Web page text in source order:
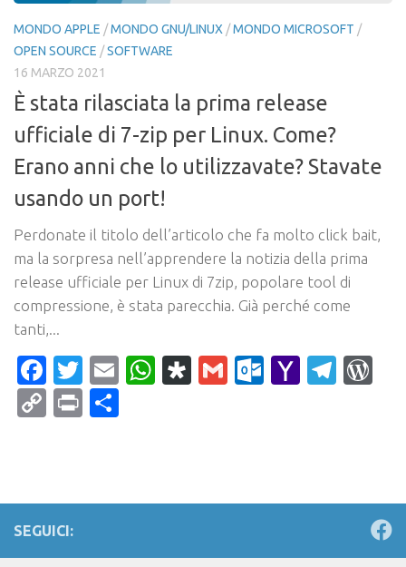
MONDO APPLE /MONDO GNU/LINUX /MONDO MICROSOFT /
OPEN SOURCE /SOFTWARE
16 MARZO 2021
È stata rilasciata la prima release
ufficiale di 7-zip per Linux. Come?
Erano anni che lo utilizzavate? Stavate
usando un port!
Perdonate il titolo dell’articolo che fa molto click bait,
ma la sorpresa nell’apprendere la notizia della prima
release ufficiale per Linux di 7zip, popolare tool di
compressione, è stata parecchia. Già perché come
tanti,...
Facebook
Twitter
EmailWhatsApp
Diaspora
Gmail Yahoo
CopyPrint
SEGUICI: